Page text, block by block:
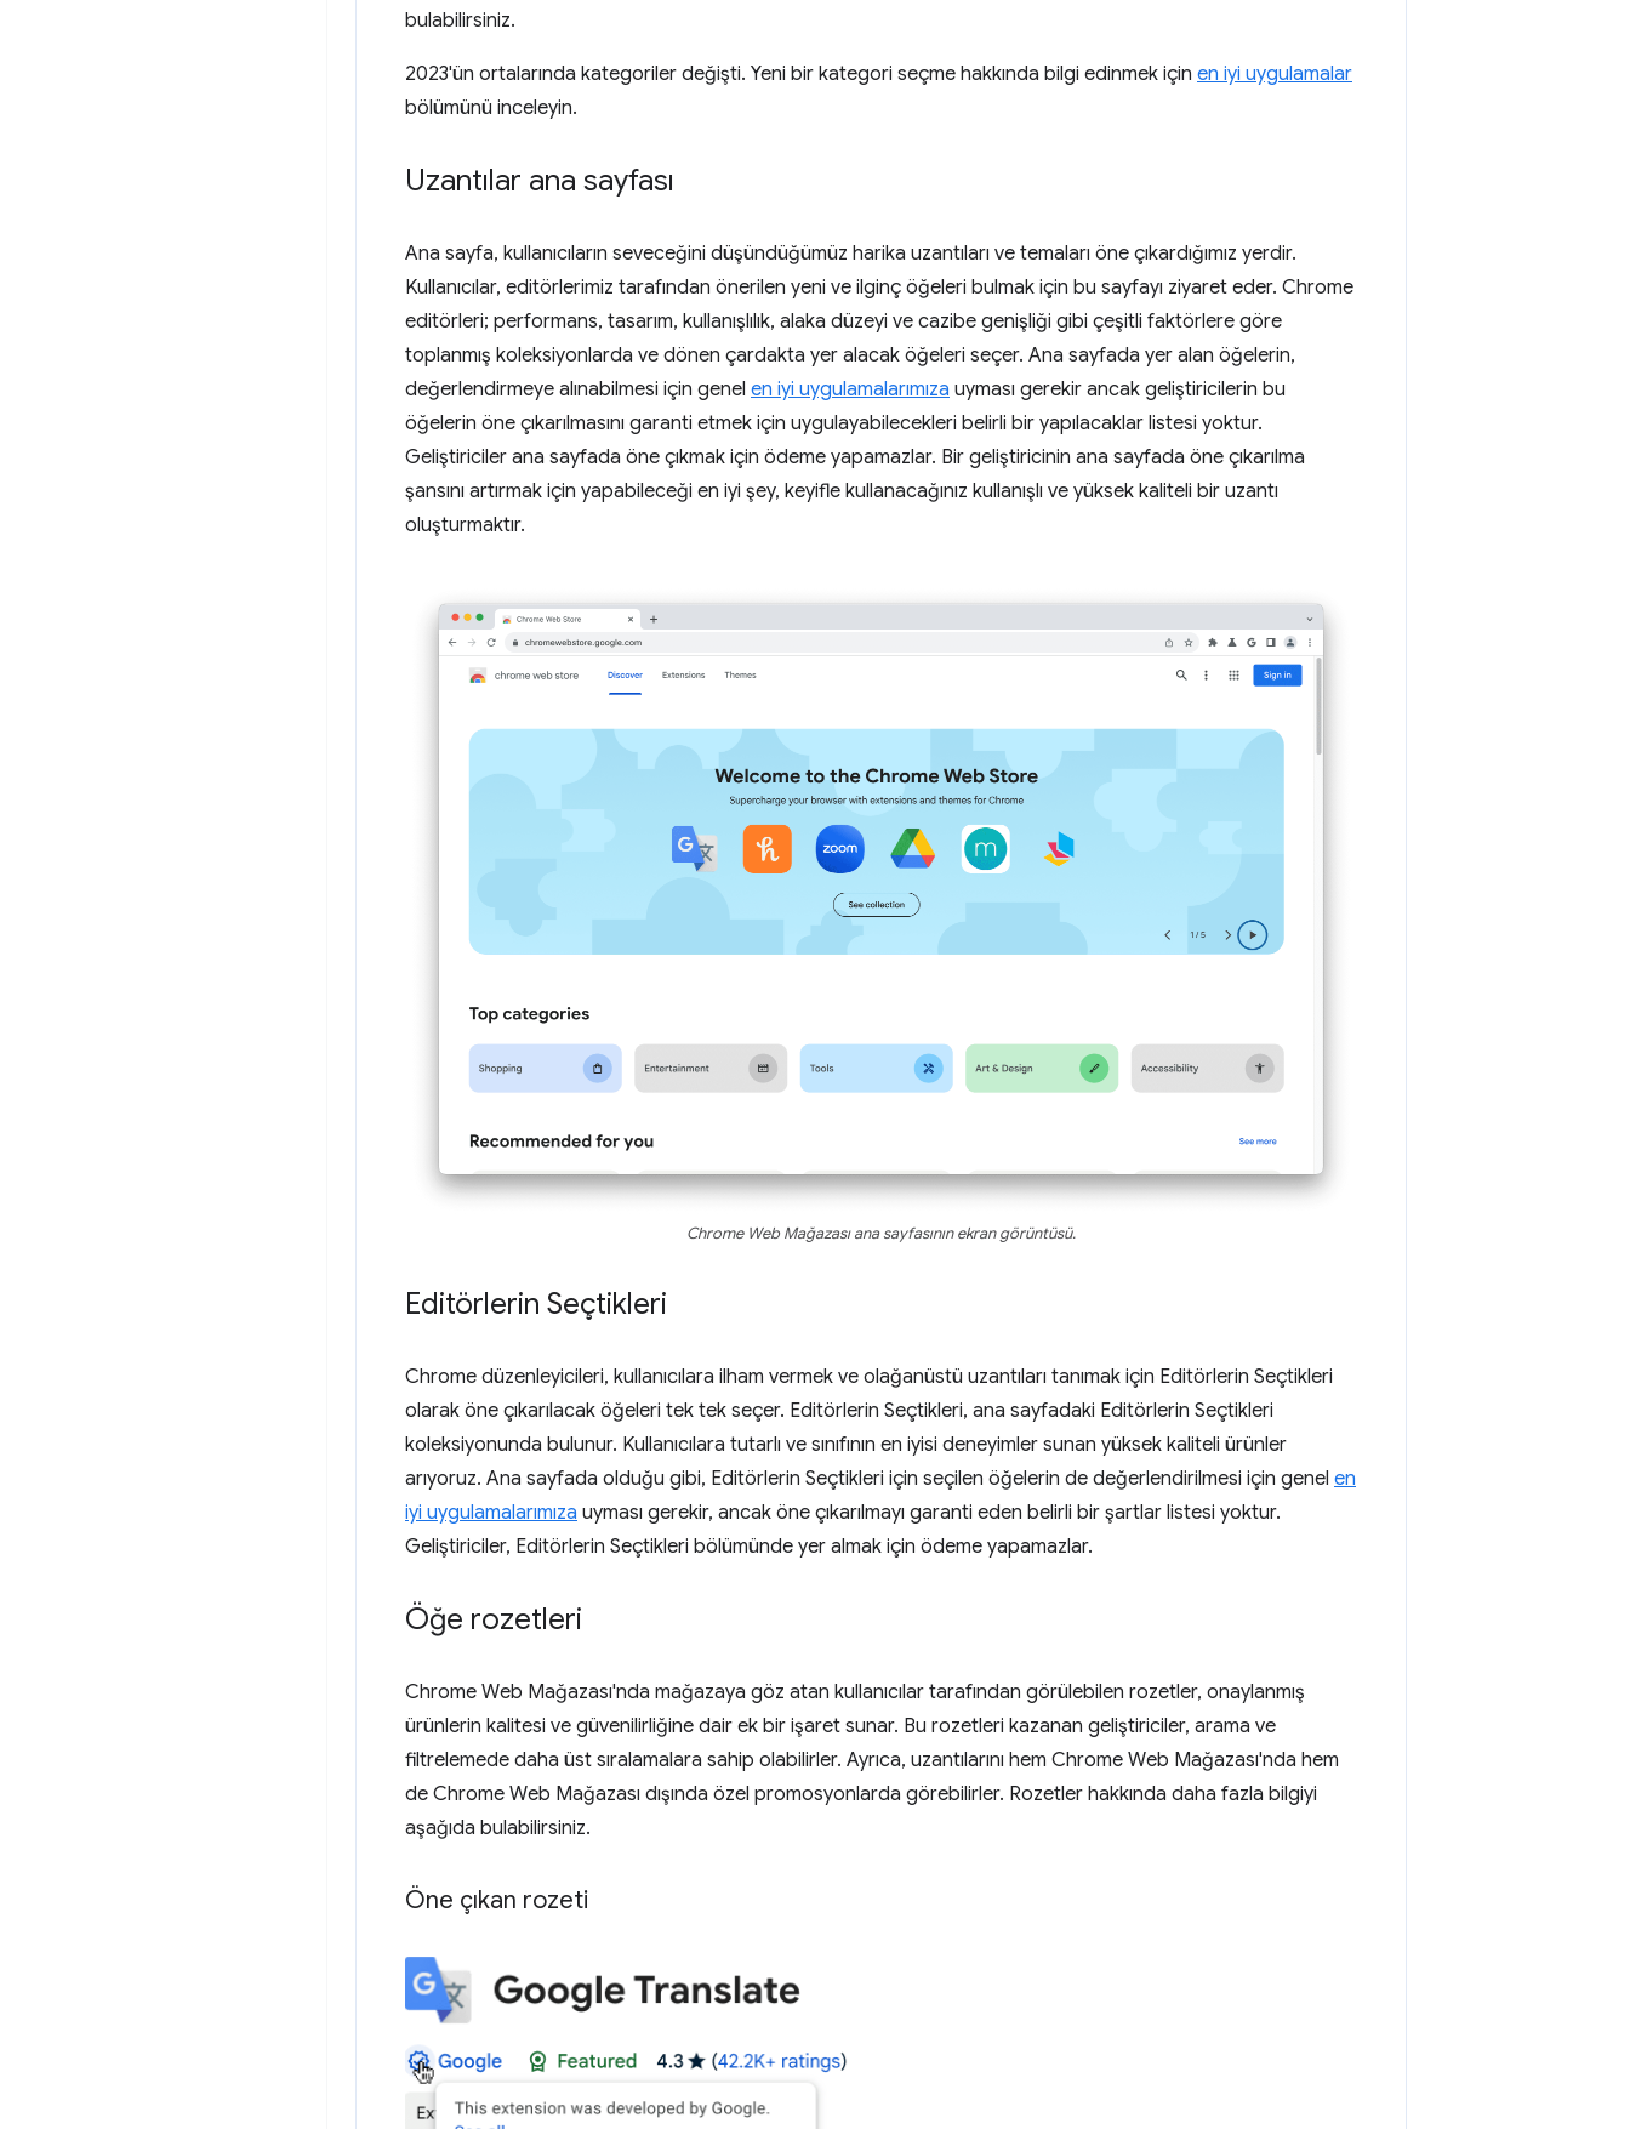
bulabilirsiniz.
2023'ün ortalarında kategoriler değişti. Yeni bir kategori seçme hakkında bilgi edinmek için en iyi uygulamalar
bölümünü inceleyin.
Uzantılar ana sayfası
Ana sayfa, kullanıcıların seveceğini düşündüğümüz harika uzantıları ve temaları öne çıkardığımız yerdir.
Kullanıcılar, editörlerimiz tarafından önerilen yeni ve ilginç öğeleri bulmak için bu sayfayı ziyaret eder. Chrome
editörleri; performans, tasarım, kullanışlılık, alaka düzeyi ve cazibe genişliği gibi çeşitli faktörlere göre
toplanmış koleksiyonlarda ve dönen çardakta yer alacak öğeleri seçer. Ana sayfada yer alan öğelerin,
değerlendirmeye alınabilmesi için genel en iyi uygulamalarımıza uyması gerekir ancak geliştiricilerin bu
öğelerin öne çıkarılmasını garanti etmek için uygulayabilecekleri belirli bir yapılacaklar listesi yoktur.
Geliştiriciler ana sayfada öne çıkmak için ödeme yapamazlar. Bir geliştiricinin ana sayfada öne çıkarılma
şansını artırmak için yapabileceği en iyi şey, keyifle kullanacağınız kullanışlı ve yüksek kaliteli bir uzantı
oluşturmaktır.
Chrome Web Mağazası ana sayfasının ekran görüntüsü.
Editörlerin Seçtikleri
Chrome düzenleyicileri, kullanıcılara ilham vermek ve olağanüstü uzantıları tanımak için Editörlerin Seçtikleri
olarak öne çıkarılacak öğeleri tek tek seçer. Editörlerin Seçtikleri, ana sayfadaki Editörlerin Seçtikleri
koleksiyonunda bulunur. Kullanıcılara tutarlı ve sınıfının en iyisi deneyimler sunan yüksek kaliteli ürünler
arıyoruz. Ana sayfada olduğu gibi, Editörlerin Seçtikleri için seçilen öğelerin de değerlendirilmesi için genel en
iyi uygulamalarımıza uyması gerekir, ancak öne çıkarılmayı garanti eden belirli bir şartlar listesi yoktur.
Geliştiriciler, Editörlerin Seçtikleri bölümünde yer almak için ödeme yapamazlar.
Öğe rozetleri
Chrome Web Mağazası'nda mağazaya göz atan kullanıcılar tarafından görülebilen rozetler, onaylanmış
ürünlerin kalitesi ve güvenilirliğine dair ek bir işaret sunar. Bu rozetleri kazanan geliştiriciler, arama ve
filtrelemede daha üst sıralamalara sahip olabilirler. Ayrıca, uzantılarını hem Chrome Web Mağazası'nda hem
de Chrome Web Mağazası dışında özel promosyonlarda görebilirler. Rozetler hakkında daha fazla bilgiyi
aşağıda bulabilirsiniz.
Öne çıkan rozeti